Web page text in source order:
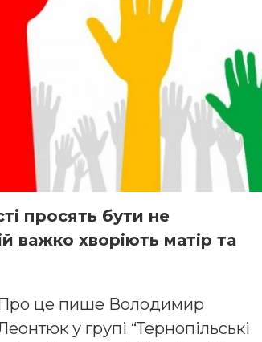
просять бути не
важко хворіють матір та
це пише Володимир
у групі “Тернопільські